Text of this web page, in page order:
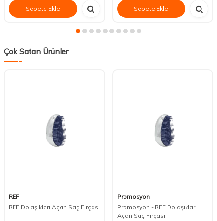
Sepete Ekle Sepete Ekle
Çok Satan Ürünler
REF
REF Dolaşıkları Açan Saç Fırçası
Promosyon
Promosyon - REF Dolaşıkları
Açan Saç Fırçası